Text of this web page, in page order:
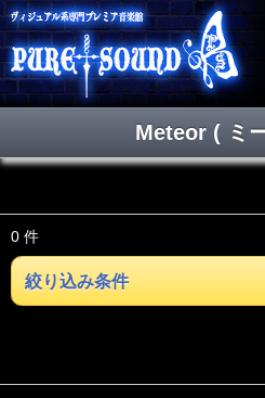
Meteor ( ミ
0 件
絞り込み条件